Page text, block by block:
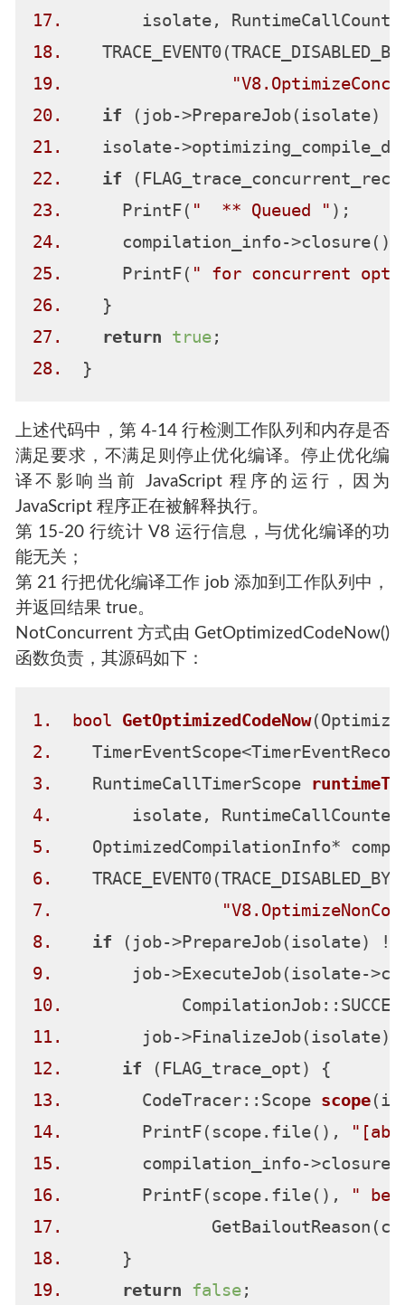
17.
isolate,
18.
19.
20.
if (job->PrepareJob(isolate) !=
21.
22.
if
23.
      PrintF(
"  ** Queued "
24.
25.
      PrintF(
" for concurrent
26.
27.
return true
28.
上述代码中，第 4-14 行检测工作队列和内存是否
满足要求，不满足则停止优化编译。停止优化编
译不影响当前 JavaScript 程序的运行，因为
JavaScript 程序正在被解释执行。
第 15-20 行统计 V8 运行信息，与优化编译的功
能无关；
第 21 行把优化编译工作 job 添加到工作队列中，
并返回结果 true。
NotConcurrent 方式由 GetOptimizedCodeNow()
函数负责，其源码如下：
1. bool GetOptimizedCodeNow
2.
3.
    RuntimeCallTimerScope
4.
isolate,
5.
6.
7.
8.
if
9.
10.
11.
12.
if
13.
        CodeTracer::Scope
scope
14.
        PrintF(scope.file(),
15.
16.
        PrintF(scope.file(),
"
17.
18.
19.
return false